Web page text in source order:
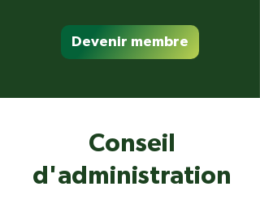
Devenir membre
Conseil
d'administration